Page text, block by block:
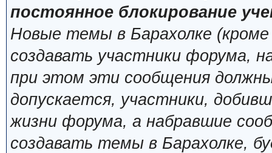
постоянное блокирование
Новые темы в Барахолке
создавать участники форума,
при этом эти сообщения
допускается, участники,
жизни форума, а набравшие
создавать темы в Барахолке,